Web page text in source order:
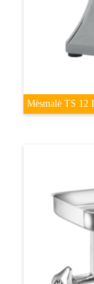
Mėsmalė TS 12